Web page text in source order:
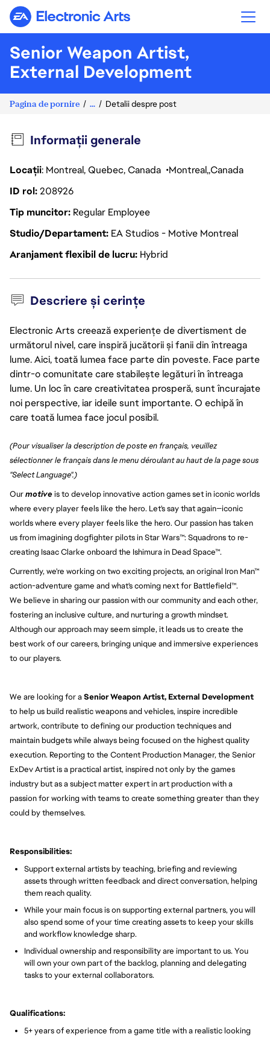
Electronic Arts
Senior Weapon Artist,
External Development
Pagina de pornire ... Detalii despre post
Informații generale
Locații: Montreal, Quebec, Canada Montreal Canada
ID rol208926
Tip muncitor Regular Employee
Studio/Departament EA Studios - Motive Montreal
Aranjament flexibil de lucru Hybrid
Descriere și cerințe
Electronic Arts creează experiențe de divertisment de
următorul nivel, care inspiră jucătorii și fanii din întreaga
lume. Aici, toată lumea face parte din poveste. Face parte
dintr-o comunitate care stabilește legături în întreaga
lume. Un loc în care creativitatea prosperă, sunt încurajate
noi perspective, iar ideile sunt importante. O echipă în
care toată lumea face jocul posibil.
(Pour visualiser la description de poste en français, veuillez
sélectionner le français dans le menu déroulant au haut de la page sous
"Select Language".)
Ourmotiveis to develop innovative action games set in iconic worlds
where every player feels like the hero. Let's say that again—iconic
worlds where every player feels like the hero. Our passion has taken
us from imagining dogfighter pilots in Star Wars™: Squadrons to re-
creating Isaac Clarke onboard the Ishimura in Dead Space™.
Currently, we're working on two exciting projects, an original Iron Man™
action-adventure game and what's coming next for Battlefield™.
We believe in sharing our passion with our community and each other,
fostering an inclusive culture, and nurturing a growth mindset.
Although our approach may seem simple, it leads us to create the
best work of our careers, bringing unique and immersive experiences
to our players.
We are looking for aSenior Weapon Artist, External Development
to help us build realistic weapons and vehicles, inspire incredible
artwork, contribute to defining our production techniques and
maintain budgets while always being focused on the highest quality
execution. Reporting to the Content Production Manager, the Senior
ExDev Artist is a practical artist, inspired not only by the games
industry but as a subject matter expert in art production with a
passion for working with teams to create something greater than they
could by themselves.
Responsibilities:
Support external artists by teaching, briefing and reviewing
assets through written feedback and direct conversation, helping
them reach quality.
While your main focus is on supporting external partners, you will
also spend some of your time creating assets to keep your skills
and workflow knowledge sharp.
Individual ownership and responsibility are important to us. You
will own your own part of the backlog, planning and delegating
tasks to your external collaborators.
Qualifications:
5+ years of experience from a game title with a realistic looking